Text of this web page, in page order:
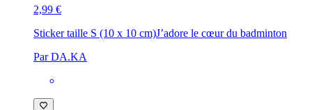
2,99 €
Sticker taille S (10 x 10 cm)J’adore le cœur du badminton
Par DA.KA